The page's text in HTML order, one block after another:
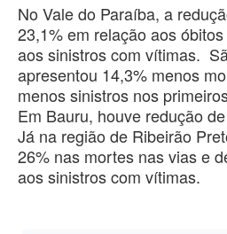
No Vale do Paraíba, a
23,1% em relação aos
aos sinistros com vítimas.
apresentou 14,3% menos
menos sinistros nos
Em Bauru, houve redução
Já na região de Ribeirão
26% nas mortes nas vias e
aos sinistros com vítimas.